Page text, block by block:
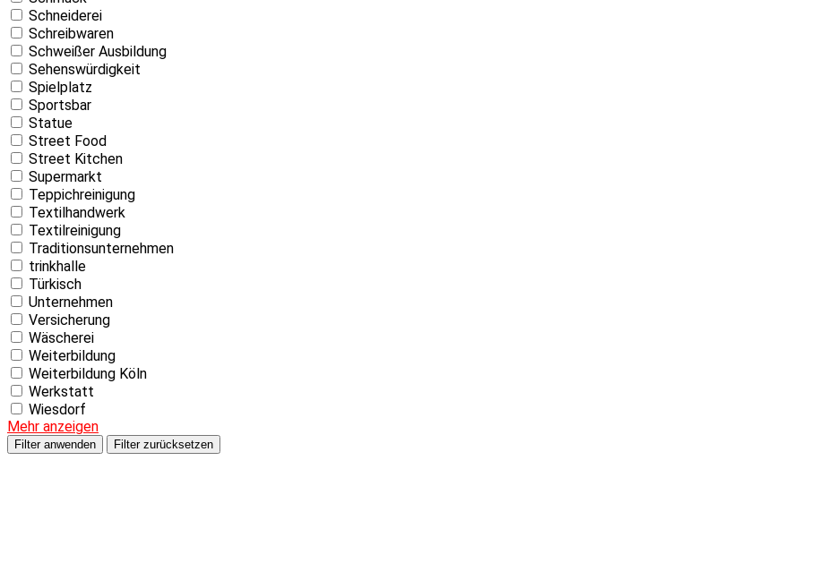
Schneiderei
Schreibwaren
Schweißer Ausbildung
Sehenswürdigkeit
Spielplatz
Sportsbar
Statue
Street Food
Street Kitchen
Supermarkt
Teppichreinigung
Textilhandwerk
Textilreinigung
Traditionsunternehmen
trinkhalle
Türkisch
Unternehmen
Versicherung
Wäscherei
Weiterbildung
Weiterbildung Köln
Werkstatt
Wiesdorf
Mehr anzeigen
Filter anwenden Filter zurücksetzen